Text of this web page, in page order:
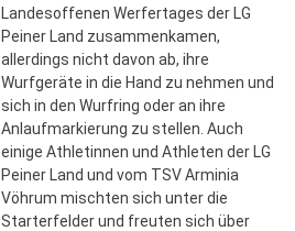
Landesoffenen Werfertages der LG
Peiner Land zusammenkamen,
allerdings nicht davon ab, ihre
Wurfgeräte in die Hand zu nehmen und
sich in den Wurfring oder an ihre
Anlaufmarkierung zu stellen. Auch
einige Athletinnen und Athleten der LG
Peiner Land und vom TSV Arminia
Vöhrum mischten sich unter die
Starterfelder und freuten sich über